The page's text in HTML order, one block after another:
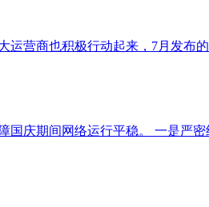
营商也积极行动起来，7月发布
庆期间网络运行平稳。 一是严